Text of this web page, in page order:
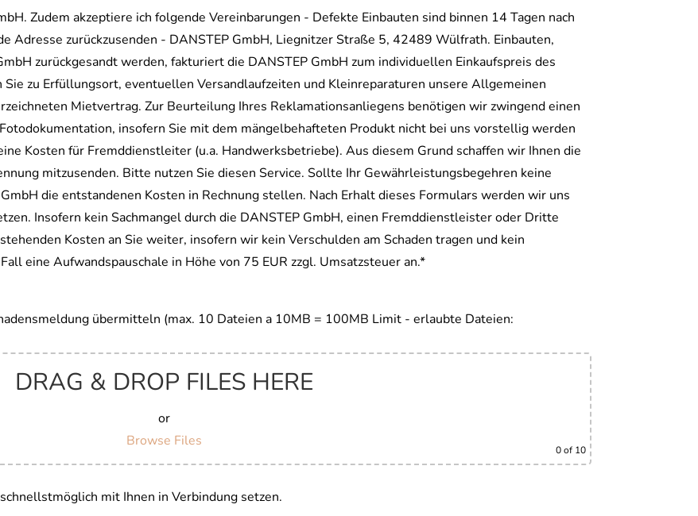
Zudem akzeptiere ich folgende Vereinbarungen - Defekte Einbauten sind binnen 14 Tagen nach
Adresse zurückzusenden - DANSTEP GmbH, Liegnitzer Straße 5, 42489 Wülfrath. Einbauten,
zurückgesandt werden, fakturiert die DANSTEP GmbH zum individuellen Einkaufspreis des
zu Erfüllungsort, eventuellen Versandlaufzeiten und Kleinreparaturen unsere Allgemeinen
Mietvertrag. Zur Beurteilung Ihres Reklamationsanliegens benötigen wir zwingend einen
insofern Sie mit dem mängelbehafteten Produkt nicht bei uns vorstellig werden
Kosten für Fremddienstleiter (u.a. Handwerksbetriebe). Aus diesem Grund schaffen wir Ihnen die
mitzusenden. Bitte nutzen Sie diesen Service. Sollte Ihr Gewährleistungsbegehren keine
die entstandenen Kosten in Rechnung stellen. Nach Erhalt dieses Formulars werden wir uns
Insofern kein Sachmangel durch die DANSTEP GmbH, einen Fremddienstleister oder Dritte
Kosten an Sie weiter, insofern wir kein Verschulden am Schaden tragen und kein
eine Aufwandspauschale in Höhe von 75 EUR zzgl. Umsatzsteuer an.*
übermitteln (max. 10 Dateien a 10MB = 100MB Limit - erlaubte Dateien:
DRAG & DROP FILES HERE
or
Browse Files
0of 10
mit Ihnen in Verbindung setzen.